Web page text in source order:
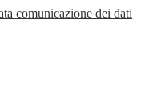
comunicazione dei dati